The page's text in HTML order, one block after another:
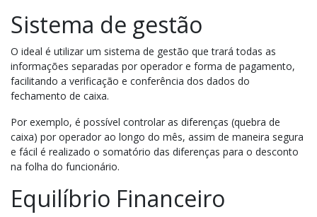
Sistema de gestão
O ideal é utilizar um sistema de gestão que trará todas as
informações separadas por operador e forma de pagamento,
facilitando a verificação e conferência dos dados do
fechamento de caixa.
Por exemplo, é possível controlar as diferenças (quebra de
caixa) por operador ao longo do mês, assim de maneira segura
e fácil é realizado o somatório das diferenças para o desconto
na folha do funcionário.
Equilíbrio Financeiro